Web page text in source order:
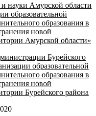
науки Амурской области
образовательной
образования в
новой
Амурской области»
Бурейского
образовательной
образования в
новой
Бурейского района